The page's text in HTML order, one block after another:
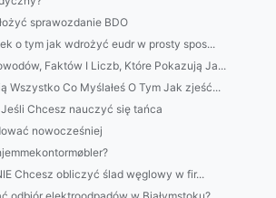
sprawozdanie BDO
o tym jak wdrożyć eudr w prosty spos...
Faktów I Liczb, Które Pokazują Ja...
Wszystko Co Myślałeś O Tym Jak zjeść...
Chcesz nauczyć się tańca
nowocześniej
Chcesz obliczyć ślad węglowy w fir...